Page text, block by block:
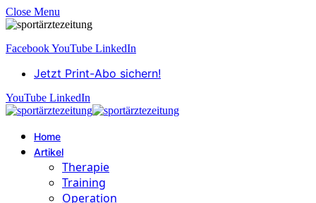
Close Menu
FacebookYouTube LinkedIn
Jetzt Print-Abo sichern!
YouTube LinkedIn
Home
Artikel
Therapie
Training
Operation